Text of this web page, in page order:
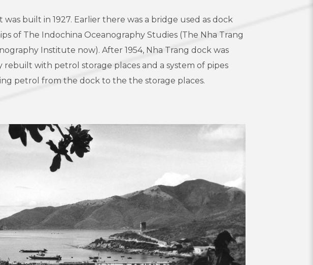
was built in 1927. Earlier there was a bridge used as dock
of The Indochina Oceanography Studies (The Nha Trang
Institute now). After 1954, Nha Trang dock was
rebuilt with petrol storage places and a system of pipes
petrol from the dock to the the storage places.